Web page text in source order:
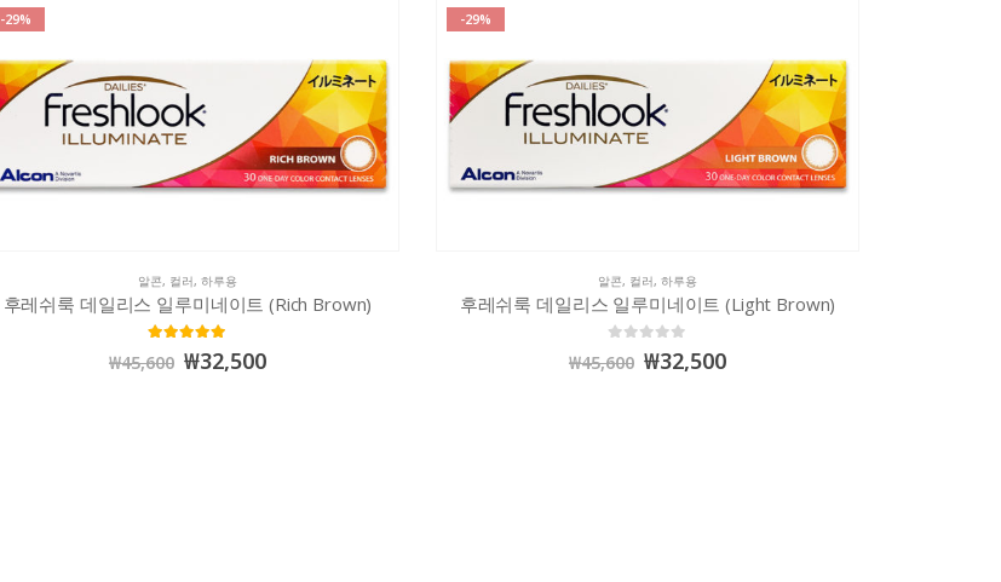
-29%
알콘, 컬러, 하루용
후레쉬룩 데일리스 일루미네이트 (Rich Brown)
out of 5
₩45,600 ₩32,500
-29%
알콘, 컬러, 하루용
후레쉬룩 데일리스 일루미네이트 (Light Brown)
out of 5
₩45,600 ₩32,500